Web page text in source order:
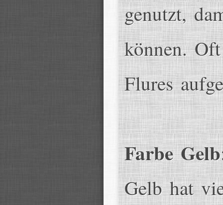
genutzt,
können.
Flures
Farbe Gelb
Gelb hat